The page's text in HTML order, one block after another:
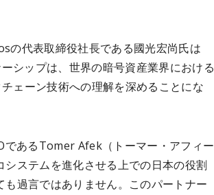
の代表取締役社長である國光宏尚氏は
シップは、世界の暗号資産業界における
ェーン技術への理解を深めることにな
あるTomer Afek（トーマー・アフィー
ステムを進化させる上での日本の役割
過言ではありません。このパートナー